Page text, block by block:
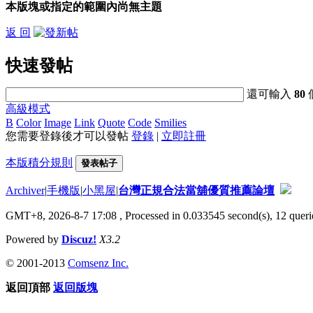
本版塊或指定的範圍內尚無主題
返 回
快速發帖
還可輸入80
高級模式
B Color Image Link Quote Code Smilies
您需要登錄後才可以發帖 登錄 | 立即註冊
本版積分規則 發表帖子
Archiver|手機版|小黑屋|台灣正規合法當舖優質推薦論壇
GMT+8, 2026-8-7 17:08 , Processed in 0.033545 second(s), 12
Powered by Discuz! X3.2
© 2001-2013 Comsenz Inc.
返回頂部 返回版塊